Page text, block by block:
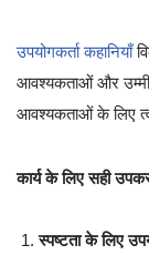
उपयोगकर्ता कहानियाँ
आवश्यकताओं और
आवश्यकताओं के लिए
कार्य के लिए सही
स्पष्टता के लिए